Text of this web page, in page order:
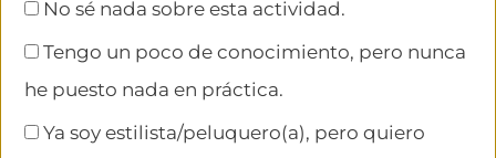
No sé nada sobre esta actividad.
Tengo un poco de conocimiento, pero nunca
he puesto nada en práctica.
Ya soy estilista/peluquero(a), pero quiero